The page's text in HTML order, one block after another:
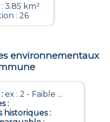
3.85 km²
: 26
environnementaux
ex : 2 - Faible ...
:
historiques: